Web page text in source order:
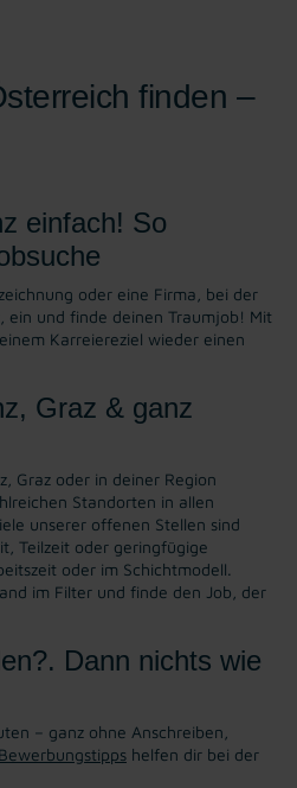
finden –
einfach! So
oder eine Firma, bei der
ein und finde deinen Traumjob! Mit
Karreiereziel wieder einen
Graz & ganz
Graz oder in deiner Region
Standorten in allen
unserer offenen Stellen sind
Teilzeit oder geringfügige
oder im Schichtmodell.
im Filter und finde den Job, der
Dann nichts wie
– ganz ohne Anschreiben,
Bewerbungstipps helfen dir bei der